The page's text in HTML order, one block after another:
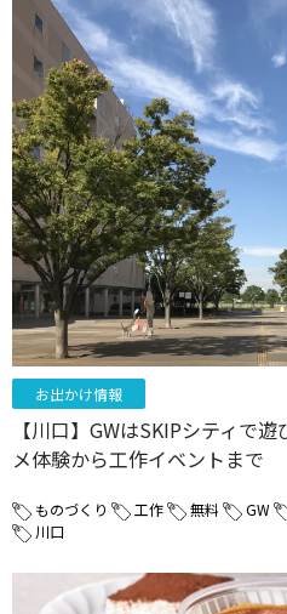
お出かけ情報
【川口】GWはSKIPシティで
メ体験から工作イベントまで
ものづくり 工作 無料 GW
川口